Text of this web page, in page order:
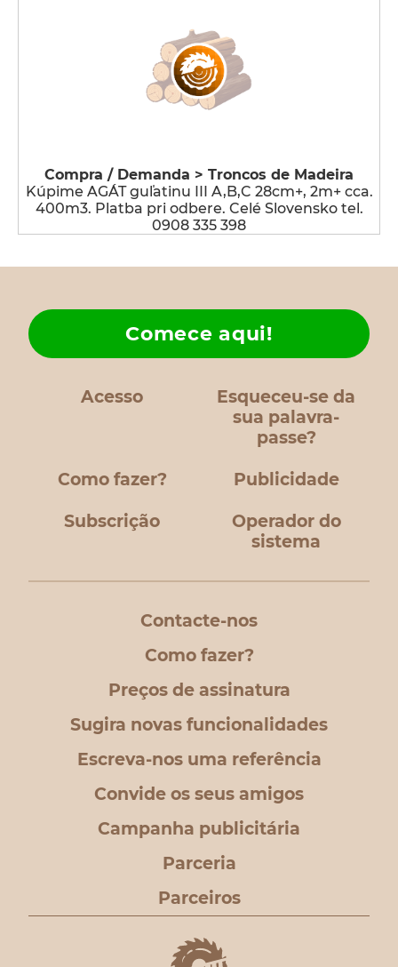
Compra / Demanda > Troncos de Madeira
Kúpime AGÁT guľatinu III A,B,C 28cm+, 2m+ cca.
400m3. Platba pri odbere. Celé Slovensko tel.
0908 335 398
Acesso
Esqueceu-se da
sua palavra-
passe?
Como fazer?
Comece aqui!
Publicidade
Subscrição
Operador do
sistema
Contacte-nos
Como fazer?
Preços de assinatura
Sugira novas funcionalidades
Escreva-nos uma referência
Convide os seus amigos
Campanha publicitária
Parceria
Parceiros